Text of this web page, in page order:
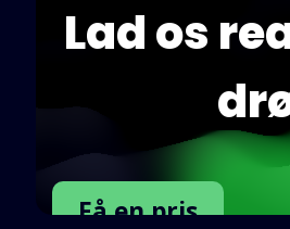
Lad os
Få en pris